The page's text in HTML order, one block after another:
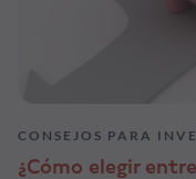
CONSEJOS PARA
¿Cómo elegir